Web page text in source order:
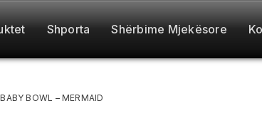
Shporta Shërbime Mjekësore
BOWL – MERMAID